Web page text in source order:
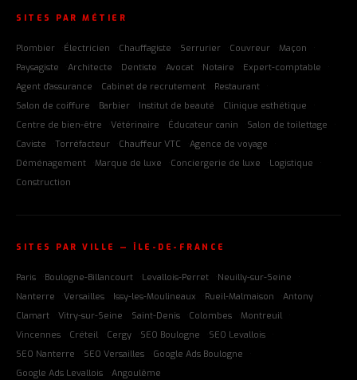
SITES PAR MÉTIER
Plombier Électricien Chauffagiste Serrurier Couvreur
Maçon
Paysagiste
Architecte Dentiste Avocat Notaire
Expert-comptable
Agent d'assurance
Cabinet de recrutement
Restaurant
Salon de coiffure
Barbier Institut de beauté
Clinique esthétique
Centre de bien-être
Vétérinaire Éducateur canin
Salon de toilettage
Caviste
Torréfacteur Chauffeur VTC
Agence de voyage
Déménagement
Marque de luxe Conciergerie de luxe
Logistique
Construction
SITES PAR VILLE — ÎLE-DE-FRANCE
Paris Boulogne-Billancourt Levallois-Perret
Neuilly-sur-Seine
Nanterre
Versailles Issy-les-Moulineaux Rueil-Malmaison
Antony
Clamart
Vitry-sur-Seine Saint-Denis Colombes
Montreuil
Vincennes
Créteil Cergy SEO Boulogne
SEO Levallois
SEO Nanterre
SEO Versailles
Google Ads Boulogne
Google Ads Levallois
Angoulême